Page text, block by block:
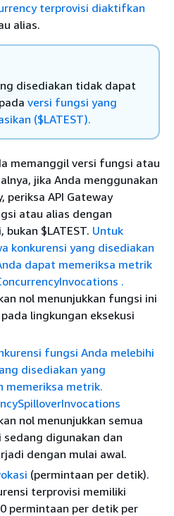
terprovisi diaktifkan
alias.
disediakan tidak dapat
versi fungsi yang
($LATEST).
memanggil versi fungsi atau
jika Anda menggunakan
periksa API Gateway
atau alias dengan
$LATEST. Untuk
konkurensi yang disediakan
dapat memeriksa metrik
.
nol menunjukkan fungsi ini
lingkungan eksekusi
fungsi Anda melebihi
disediakan yang
memeriksa metrik.
nol menunjukkan semua
digunakan dan
dengan mulai awal.
(permintaan per detik).
terprovisi memiliki
permintaan per detik per